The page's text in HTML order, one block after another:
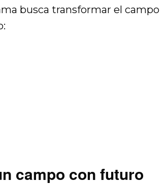
busca transformar el campo
campo con futuro